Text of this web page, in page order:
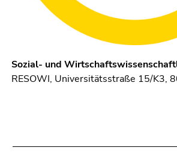
Sozial- und
RESOWI, Universitätsstraße 15/K3,